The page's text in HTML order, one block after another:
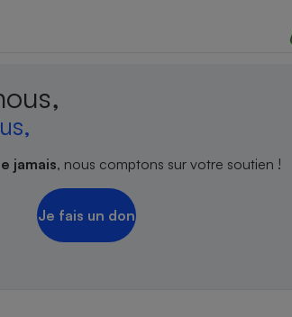
jamais, nous comptons sur votre soutien !
Je fais un don